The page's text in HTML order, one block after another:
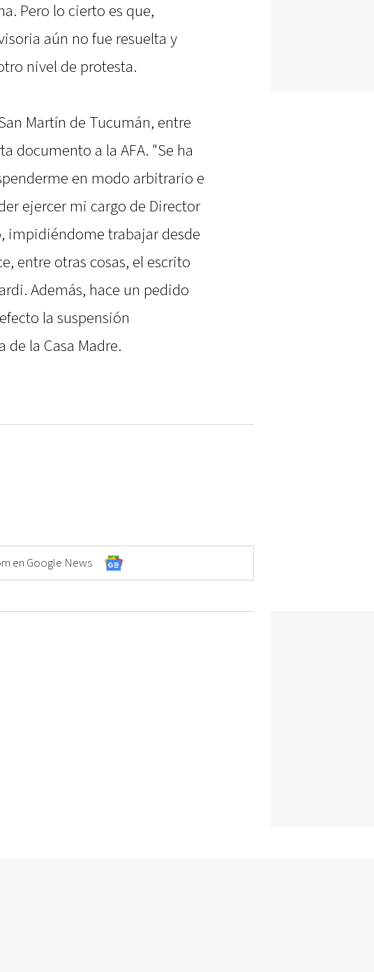
Pero lo cierto es que,
aún no fue resuelta y
nivel de protesta.
Martín de Tucumán, entre
documento a la AFA. "Se ha
en modo arbitrario e
ejercer mi cargo de Director
impidiéndome trabajar desde
entre otras cosas, el escrito
Además, hace un pedido
la suspensión
de la Casa Madre.
en Google News